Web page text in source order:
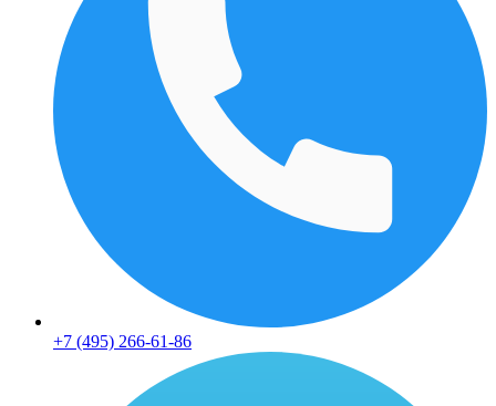
+7 (495) 266-61-86